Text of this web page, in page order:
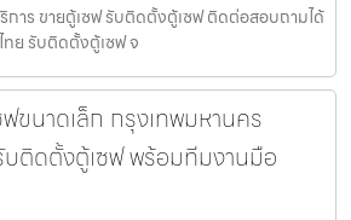
าร ขายตู้เซฟ รับติดตั้งตู้เซฟ ติดต่อสอบถามได้
ย รับติดตั้งตู้เซฟ จ
ขนาดเล็ก กรุงเทพมหานคร
บติดตั้งตู้เซฟ พร้อมทีมงานมือ